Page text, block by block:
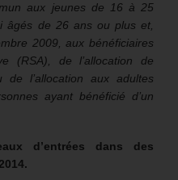
aux jeunes de 16 à 25
âgés de 26 ans ou plus et,
2009, aux bénéficiaires
(RSA), de l’allocation de
de l’allocation aux adultes
ayant bénéficié d’un
d’entrées dans des